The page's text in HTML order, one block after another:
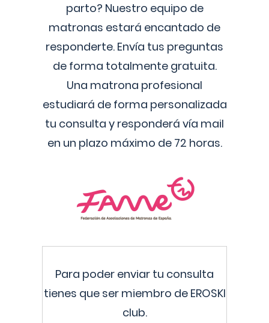
parto? Nuestro equipo de
matronas estará encantado de
responderte. Envía tus preguntas
de forma totalmente gratuita.
Una matrona profesional
estudiará de forma personalizada
tu consulta y responderá vía mail
en un plazo máximo de 72 horas.
Para poder enviar tu consulta
tienes que ser miembro de EROSKI
club.